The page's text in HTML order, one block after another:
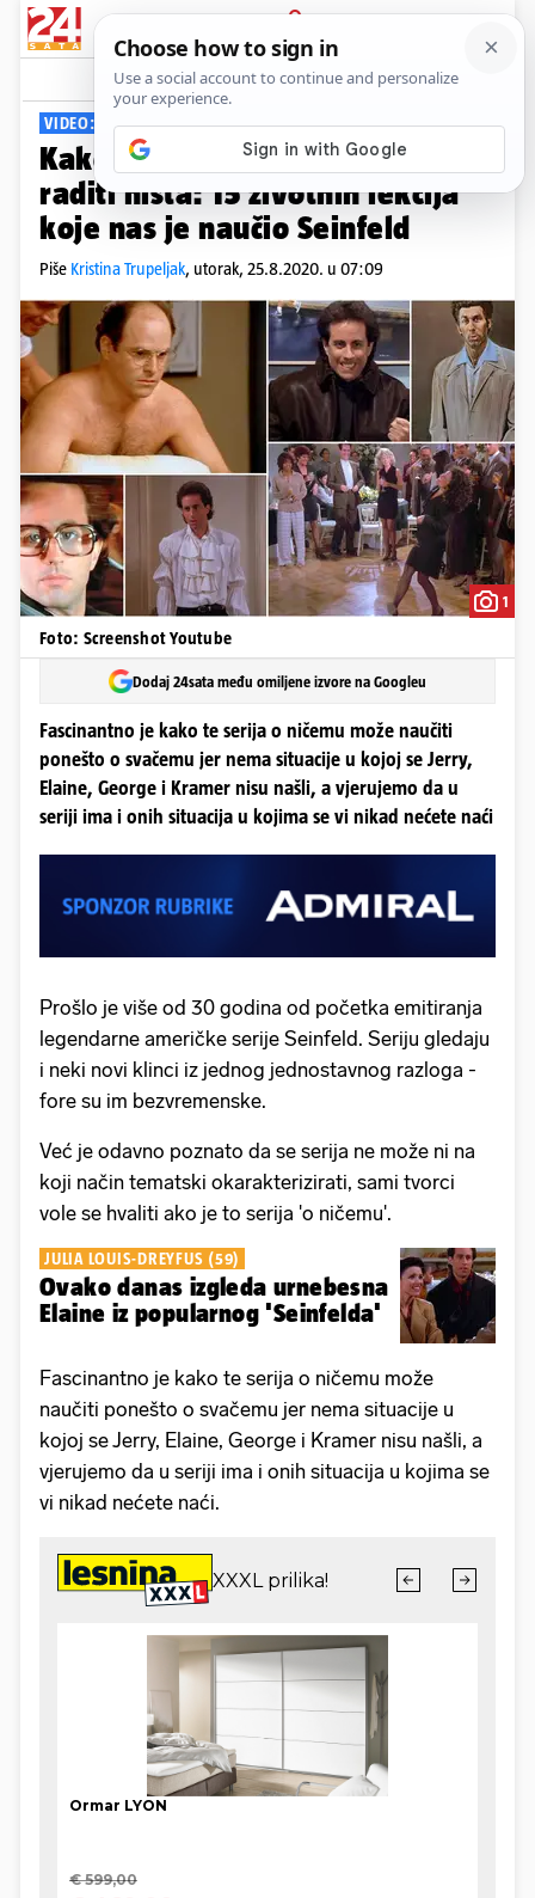
PRIJAVA
Viral Komentari
VIDEO: LEGENDARNA TV SERIJA
Kako prodavati maglu i ne
raditi ništa: 15 životnih lekcija
koje nas je naučio Seinfeld
Piše Kristina Trupeljak, utorak, 25.8.2020. u 07:09
1
Foto: Screenshot Youtube
Dodaj 24sata među omiljene izvore na Googleu
Fascinantno je kako te serija o ničemu može naučiti
ponešto o svačemu jer nema situacije u kojoj se Jerry,
Elaine, George i Kramer nisu našli, a vjerujemo da u
seriji ima i onih situacija u kojima se vi nikad nećete naći
Prošlo je više od 30 godina od početka emitiranja
legendarne američke serije Seinfeld. Seriju gledaju
i neki novi klinci iz jednog jednostavnog razloga -
fore su im bezvremenske.
Već je odavno poznato da se serija ne može ni na
koji način tematski okarakterizirati, sami tvorci
vole se hvaliti ako je to serija 'o ničemu'.
JULIA LOUIS-DREYFUS (59)
Ovako danas izgleda urnebesna
Elaine iz popularnog 'Seinfelda'
Fascinantno je kako te serija o ničemu može
naučiti ponešto o svačemu jer nema situacije u
kojoj se Jerry, Elaine, George i Kramer nisu našli, a
vjerujemo da u seriji ima i onih situacija u kojima se
vi nikad nećete naći.